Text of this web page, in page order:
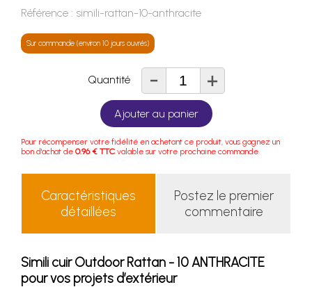
Référence : simili-rattan-10-anthracite
Sur commande (environ 10 jours ouvrés)
Quantité - +
Ajouter au panier
Pour récompenser votre fidélité en achetant ce produit, vous gagnez un
bon d'achat de 0.96 € TTC valable sur votre prochaine commande.
Caractéristiques
détaillées
Postez le premier
commentaire
Simili cuir Outdoor Rattan - 10 ANTHRACITE
pour vos projets d’extérieur